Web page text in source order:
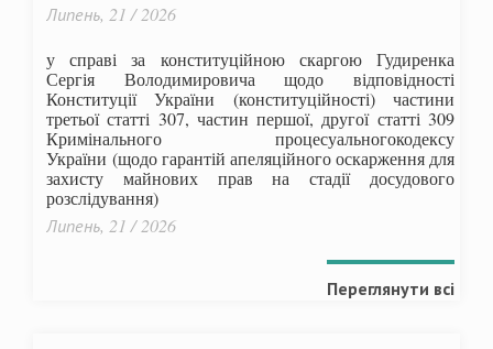
Липень, 21 / 2026
у справі за конституційною скаргою Гудиренка
Сергія Володимировича щодо відповідності
Конституції України (конституційності) частини
третьої статті 307, частин першої, другої статті 309
Кримінального процесуальногокодексу
України (щодо гарантій апеляційного оскарження для
захисту майнових прав на стадії досудового
розслідування)
Липень, 21 / 2026
Переглянути всі